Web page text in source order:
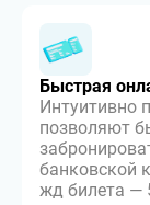
Быстрая
Интуитивно
позволяют
банковской
жд билета —